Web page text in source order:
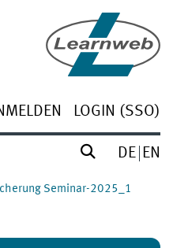
LOGIN (SSO)
DE EN
Seminar-2025_1